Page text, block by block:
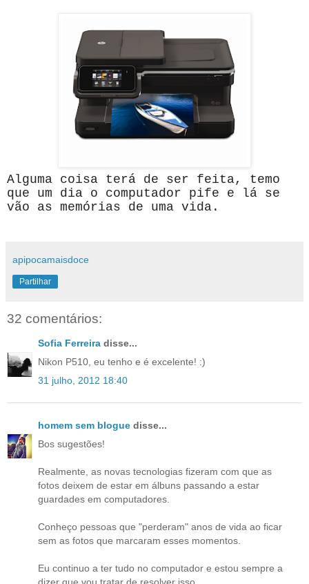
Alguma coisa terá de ser feita, temo
que um dia o computador pife e lá se
vão as memórias de uma vida.
apipocamaisdoce
Partilhar
32 comentários:
Sofia Ferreira disse...
Nikon P510, eu tenho e é excelente! :)
31 julho, 2012 18:40
homem sem blogue disse...
Bos sugestões!
Realmente, as novas tecnologias fizeram com que as
fotos deixem de estar em álbuns passando a estar
guardades em computadores.
Conheço pessoas que "perderam" anos de vida ao ficar
sem as fotos que marcaram esses momentos.
Eu continuo a ter tudo no computador e estou sempre a
dizer que vou tratar de resolver isso.